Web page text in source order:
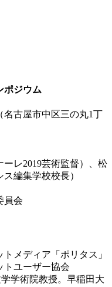
ポジウム
古屋市中区三の丸1丁
レ2019芸術監督）、松
編集学校校長）
員会
メディア「ポリタス」
トユーザー協会
学術院教授。早稲田大